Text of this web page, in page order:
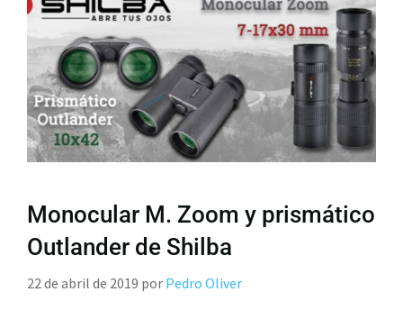
Monocular M. Zoom y prismático
Outlander de Shilba
22 de abril de 2019 por Pedro Oliver